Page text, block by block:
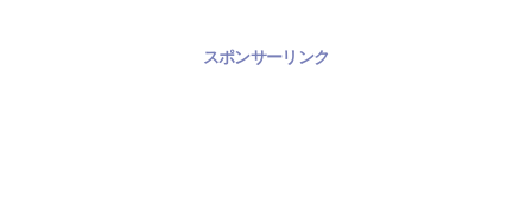
スポンサーリンク